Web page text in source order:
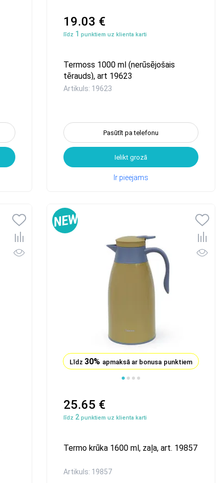
19.03 €
līdz 1 punktiem uz klienta karti
Termoss 1000 ml (nerūsējošais
tērauds), art 19623
Artikuls: 19623
Pasūtīt pa telefonu
Ielikt grozā
Ir pieejams
Līdz 30% apmaksā ar bonusa punktiem
25.65 €
līdz 2punktiem uz klienta karti
Termo krūka 1600 ml, zaļa, art. 19857
Artikuls: 19857